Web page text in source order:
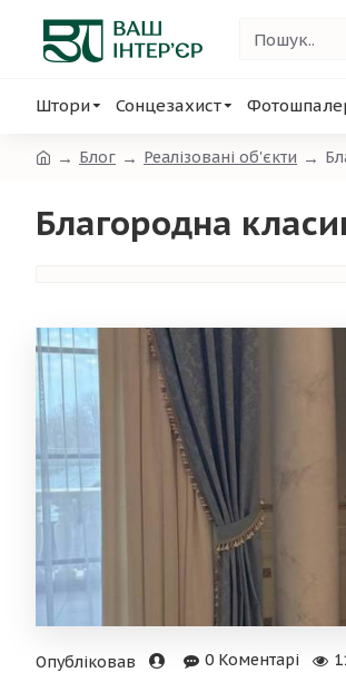
Штори Сонцезахист
Блог Реалізовані об'єкти
Благородна
Опубліковав 0 Коментарі